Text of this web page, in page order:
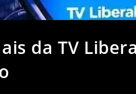
da TV